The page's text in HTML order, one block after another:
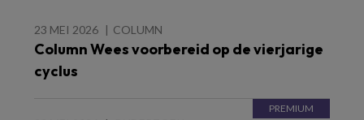
23 MEI 2026 COLUMN
Column Wees voorbereid op de vierjarige
cyclus